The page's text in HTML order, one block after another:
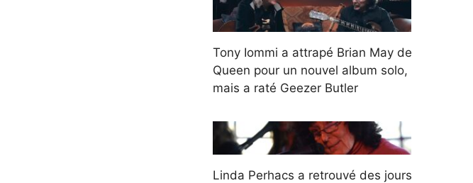
Tony Iommi a attrapé Brian May de
Queen pour un nouvel album solo,
mais a raté Geezer Butler
Linda Perhacs a retrouvé des jours